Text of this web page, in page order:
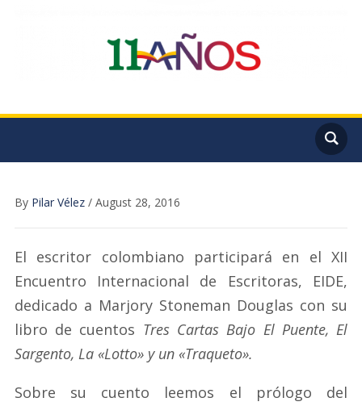
By Pilar Vélez/ August 28, 2016
El escritor colombiano participará en el XII
Encuentro Internacional de Escritoras, EIDE,
dedicado a Marjory Stoneman Douglas con su
libro de cuentos Tres Cartas Bajo El Puente, El
Sargento, La «Lotto» y un «Traqueto».
Sobre su cuento leemos el prólogo del